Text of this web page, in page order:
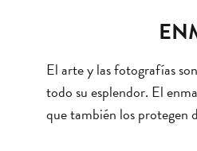
El arte y las fotografías
todo su esplendor. El
que también los protegen